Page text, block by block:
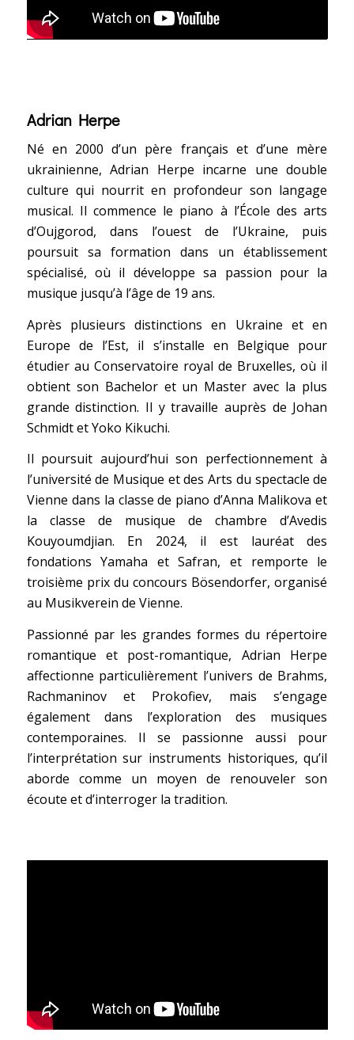
Adrian Herpe
Né en 2000 d’un père français et d’une mère
ukrainienne, Adrian Herpe incarne une double
culture qui nourrit en profondeur son langage
musical. Il commence le piano à l’École des arts
d’Oujgorod, dans l’ouest de l’Ukraine, puis
poursuit sa formation dans un établissement
spécialisé, où il développe sa passion pour la
musique jusqu’à l’âge de 19 ans.
Après plusieurs distinctions en Ukraine et en
Europe de l’Est, il s’installe en Belgique pour
étudier au Conservatoire royal de Bruxelles, où il
obtient son Bachelor et un Master avec la plus
grande distinction. Il y travaille auprès de Johan
Schmidt et Yoko Kikuchi.
Il poursuit aujourd’hui son perfectionnement à
l’université de Musique et des Arts du spectacle de
Vienne dans la classe de piano d’Anna Malikova et
la classe de musique de chambre d’Avedis
Kouyoumdjian. En 2024, il est lauréat des
fondations Yamaha et Safran, et remporte le
troisième prix du concours Bösendorfer, organisé
au Musikverein de Vienne.
Passionné par les grandes formes du répertoire
romantique et post-romantique, Adrian Herpe
affectionne particulièrement l’univers de Brahms,
Rachmaninov et Prokofiev, mais s’engage
également dans l’exploration des musiques
contemporaines. Il se passionne aussi pour
l’interprétation sur instruments historiques, qu’il
aborde comme un moyen de renouveler son
écoute et d’interroger la tradition.